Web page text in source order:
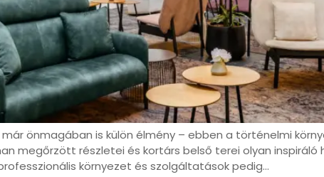
önmagában is külön élmény – ebben a történelmi
megőrzött részletei és kortárs belső terei olyan
környezet és szolgáltatások pedig…